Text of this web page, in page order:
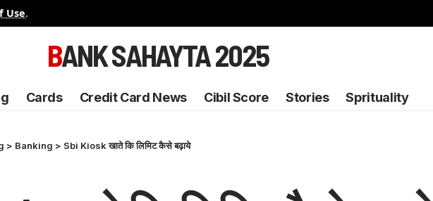
Use.
BANK SAHAYTA 2025
Cards Credit Card News Cibil Score Stories Sprituality
> Banking > Sbi Kiosk खाते कि लिमिट कैसे बढ़ाये